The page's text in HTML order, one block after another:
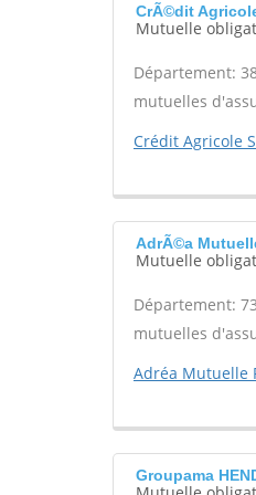
CrÃ©dit
Mutuelle
Département:
mutuelles
Crédit Agricole
AdrÃ©a
Mutuelle
Département: 73
mutuelles
Adréa Mutuelle
Groupama